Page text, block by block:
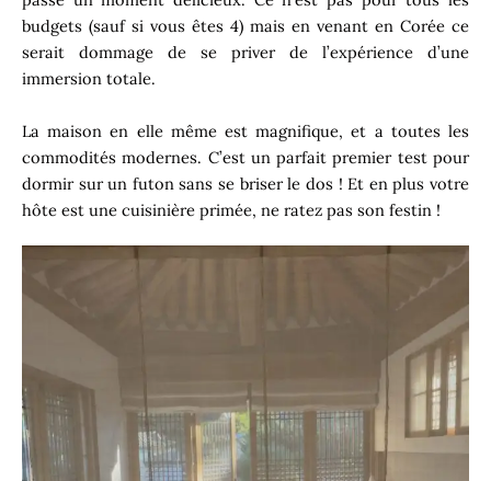
budgets (sauf si vous êtes 4) mais en venant en Corée ce
serait dommage de se priver de l’expérience d’une
immersion totale.
La maison en elle même est magnifique, et a toutes les
commodités modernes. C’est un parfait premier test pour
dormir sur un futon sans se briser le dos ! Et en plus votre
hôte est une cuisinière primée, ne ratez pas son festin !